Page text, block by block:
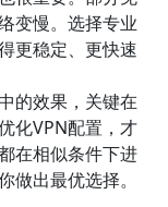
变慢。选择专业
更稳定、更快速
的效果，关键在
化VPN配置，才
在相似条件下进
出最优选择。